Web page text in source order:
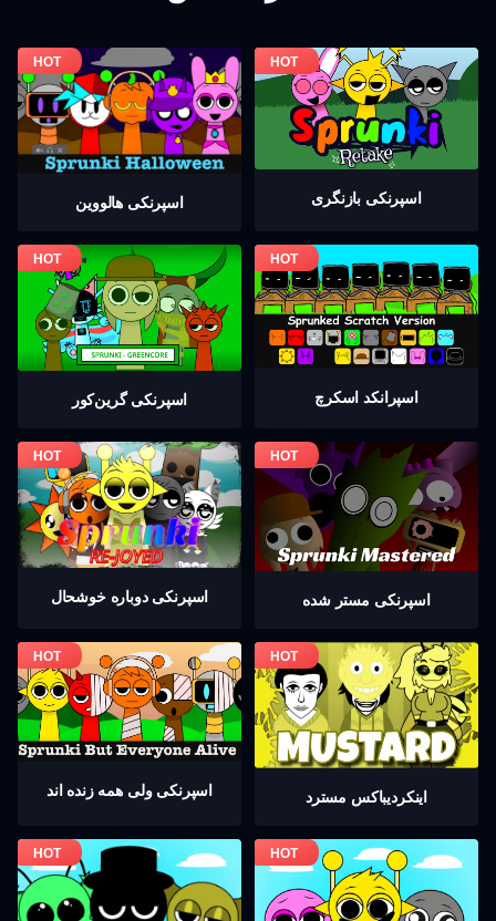
اسپرنکی هالووین اسپرنکی بازنگری
اسپرنکی گرين‌كور اسپرانکد اسکرچ
اسپرنکی دوباره خوشحال اسپرنکی مستر شده
اسپرنکی ولی همه زنده اند اینکردیباكس مسترد